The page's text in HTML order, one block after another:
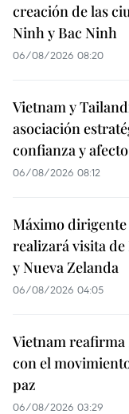
creación de las
Ninh y Bac Ninh
06/08/2026 08:20
Vietnam y
asociación
confianza y
06/08/2026 08:12
Máximo
realizará visita de
y Nueva Zelanda
06/08/2026 04:05
Vietnam
con el
paz
06/08/2026 03:29